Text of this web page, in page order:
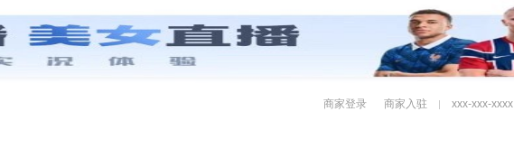
商家登录 商家入驻 xxx-xxx-xxxx